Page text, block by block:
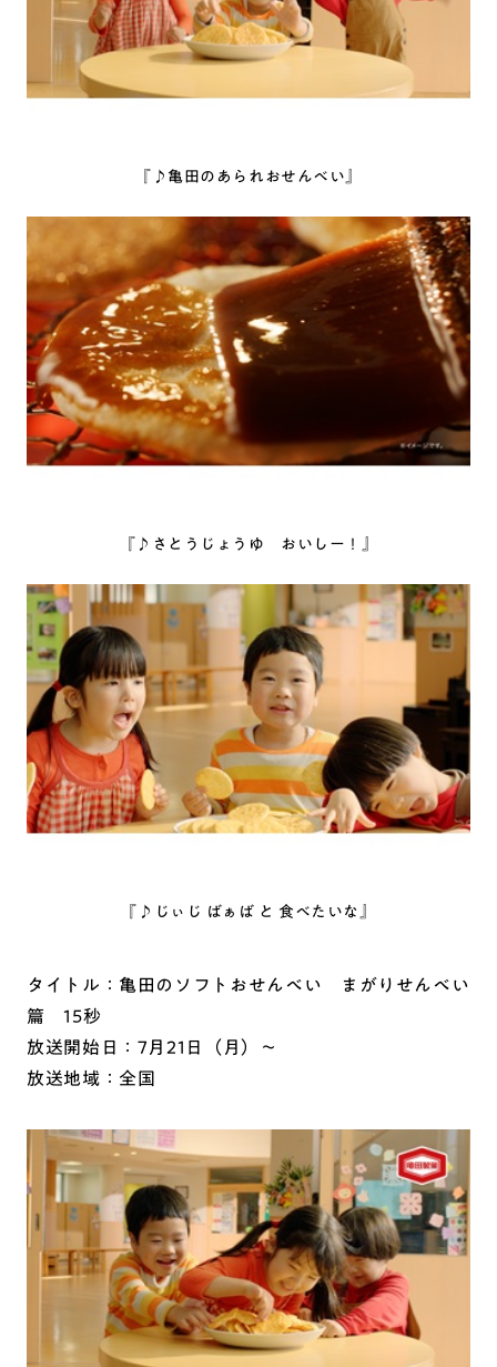
『♪亀田のあられおせんべい』
『♪さとうじょうゆ おいしー！』
『♪じぃじ ばぁば と 食べたいな』
タイトル：亀田のソフトおせんべい まがりせんべい
篇 15秒
放送開始日：7月21日（月）～
放送地域：全国